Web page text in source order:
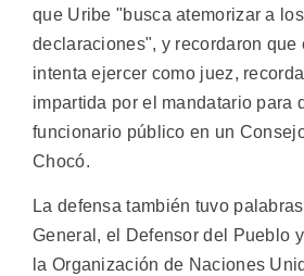
que Uribe "busca atemorizar a
declaraciones", y recordaron que
intenta ejercer como juez,
impartida por el mandatario para
funcionario público en un
Chocó.
La defensa también tuvo
General, el Defensor del Pueblo
la Organización de Naciones